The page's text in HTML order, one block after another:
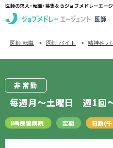
医師の求人・転職・募集ならジョブメドレーエー
求人を探す
定期非常勤の求人
特集から探す
医師 転職 医師 バイト 精神科 バ
非常勤
毎週月～土曜日 週1
療養病院 定期 日勤(